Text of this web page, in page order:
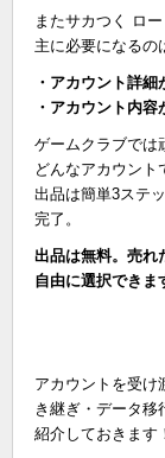
またサカつく ロ
主に必要になるの
・アカウント詳
・アカウント内
ゲームクラブでは
どんなアカウント
出品は簡単3ステ
完了。
出品は無料。売れ
自由に選択できま
アカウントを受け
き継ぎ・データ
紹介しておきます